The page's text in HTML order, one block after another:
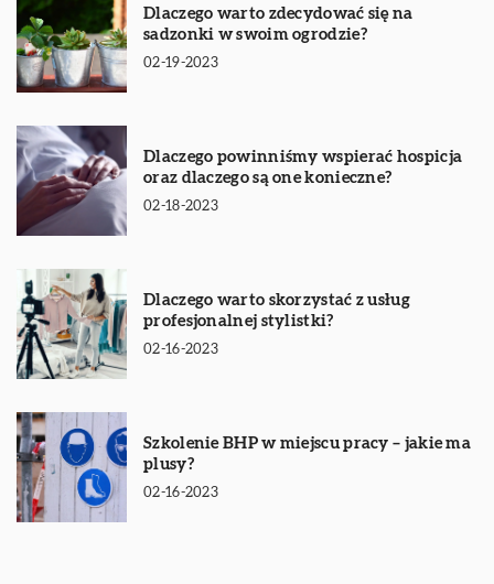
Dlaczego warto zdecydować się na
sadzonki w swoim ogrodzie?
02-19-2023
Dlaczego powinniśmy wspierać hospicja
oraz dlaczego są one konieczne?
02-18-2023
Dlaczego warto skorzystać z usług
profesjonalnej stylistki?
02-16-2023
Szkolenie BHP w miejscu pracy – jakie ma
plusy?
02-16-2023